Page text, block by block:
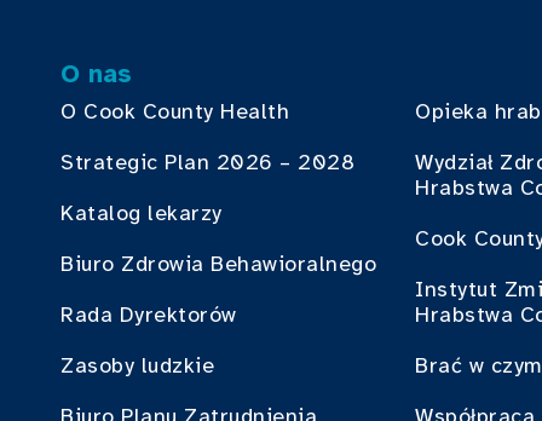
O nas
O Cook County Health
Strategic Plan 2026 – 2028
Katalog lekarzy
Biuro Zdrowia Behawioralnego
Rada Dyrektorów
Zasoby ludzkie
Opieka
Wydział
Hrabstwa
Cook
Instytut
Hrabstwa
Brać w